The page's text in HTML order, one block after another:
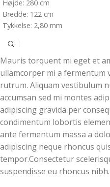
Højde: 280 cm
Bredde: 122 cm
Tykkelse: 2,80 mm
Mauris torquent mi eget et
ullamcorper mi a fermentum
rutrum. Aliquam vestibulum
accumsan sed mi montes
adipiscing gravida per
condimentum lobortis
ante fermentum massa a
adipiscing neque rhoncus
tempor.Consectetur
suspendisse eu rhoncus nibh.